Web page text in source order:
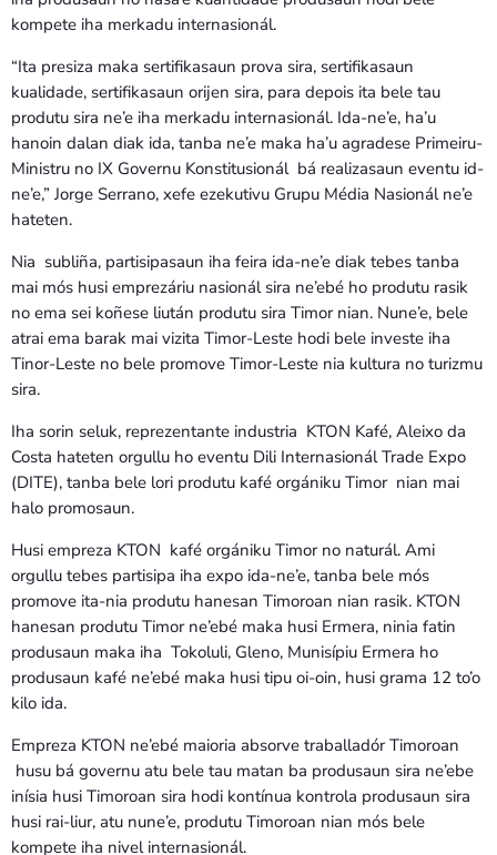
kompete iha merkadu internasionál.
“Ita presiza maka sertifikasaun prova sira, sertifikasaun
kualidade, sertifikasaun orijen sira, para depois ita bele tau
produtu sira ne’e iha merkadu internasionál. Ida-ne’e, ha’u
hanoin dalan diak ida, tanba ne’e maka ha’u agradese Primeiru-
Ministru no IX Governu Konstitusionál bá realizasaun eventu id-
ne’e,” Jorge Serrano, xefe ezekutivu Grupu Média Nasionál ne’e
hateten.
Nia subliña, partisipasaun iha feira ida-ne’e diak tebes tanba
mai mós husi emprezáriu nasionál sira ne’ebé ho produtu rasik
no ema sei koñese liután produtu sira Timor nian. Nune’e, bele
atrai ema barak mai vizita Timor-Leste hodi bele investe iha
Tinor-Leste no bele promove Timor-Leste nia kultura no turizmu
sira.
Iha sorin seluk, reprezentante industria KTON Kafé, Aleixo da
Costa hateten orgullu ho eventu Dili Internasionál Trade Expo
(DITE), tanba bele lori produtu kafé orgániku Timor nian mai
halo promosaun.
Husi empreza KTON kafé orgániku Timor no naturál. Ami
orgullu tebes partisipa iha expo ida-ne’e, tanba bele mós
promove ita-nia produtu hanesan Timoroan nian rasik. KTON
hanesan produtu Timor ne’ebé maka husi Ermera, ninia fatin
produsaun maka iha Tokoluli, Gleno, Munisípiu Ermera ho
produsaun kafé ne’ebé maka husi tipu oi-oin, husi grama 12 to’o
kilo ida.
Empreza KTON ne’ebé maioria absorve traballadór Timoroan
husu bá governu atu bele tau matan ba produsaun sira ne’ebe
inísia husi Timoroan sira hodi kontínua kontrola produsaun sira
husi rai-liur, atu nune’e, produtu Timoroan nian mós bele
kompete iha nivel internasionál.